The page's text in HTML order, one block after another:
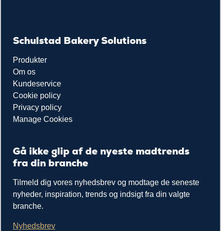
Schulstad Bakery Solutions
Produkter
Om os
Kundeservice
Cookie policy
Privacy policy
Manage Cookies
Gå ikke glip af de nyeste madtrends
fra din branche
Tilmeld dig vores nyhedsbrev og modtage de seneste
nyheder, inspiration, trends og indsigt fra din valgte
branche.
Nyhedsbrev